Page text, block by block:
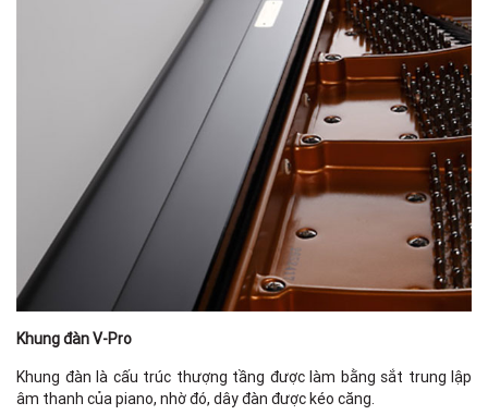
Khung đàn V-Pro
Khung đàn là cấu trúc thượng tầng được làm bằng sắt trung lập
âm thanh của piano, nhờ đó, dây đàn được kéo căng.